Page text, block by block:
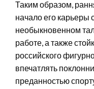
Таким образом,
начало его карьеры
необыкновенном
работе, а также
российского
впечатлять
преданностью